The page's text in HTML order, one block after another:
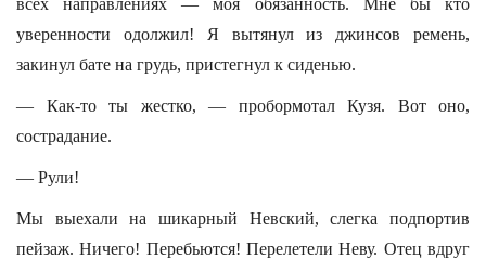
всех направлениях — моя обязанность. Мне бы кто
уверенности одолжил! Я вытянул из джинсов ремень,
закинул бате на грудь, пристегнул к сиденью.
— Как-то ты жестко, — пробормотал Кузя. Вот оно,
сострадание.
— Рули!
Мы выехали на шикарный Невский, слегка подпортив
пейзаж. Ничего! Перебьются! Перелетели Неву. Отец вдруг